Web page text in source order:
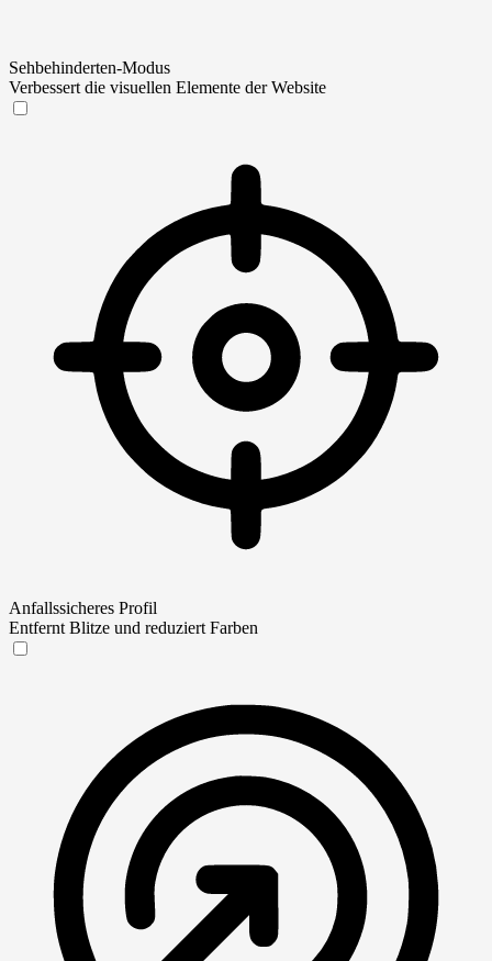
Sehbehinderten-Modus
Verbessert die visuellen Elemente der Website
Anfallssicheres Profil
Entfernt Blitze und reduziert Farben